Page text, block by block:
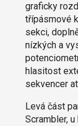
graficky
třípásmové
sekci,
nízkých a
hlasitost
sekvencer
Levá část
Scrambler,